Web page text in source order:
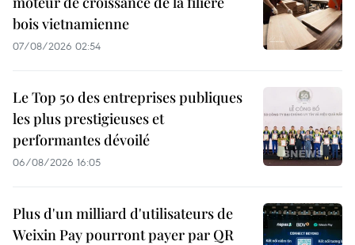
bois vietnamienne
07/08/2026 02:54
Le Top 50 des entreprises publiques
les plus prestigieuses et
performantes dévoilé
06/08/2026 16:05
Plus d'un milliard d'utilisateurs de
Weixin Pay pourront payer par QR